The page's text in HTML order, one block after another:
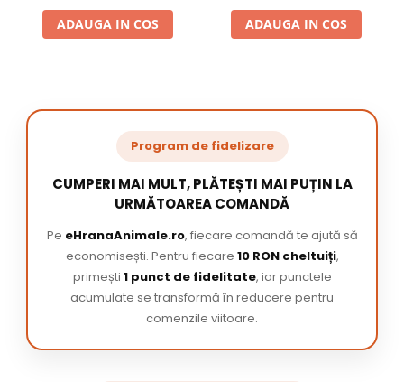
ADAUGA IN COS ADAUGA IN COS
Program de fidelizare
CUMPERI MAI MULT, PLĂTEȘTI MAI PUȚIN LA
URMĂTOAREA COMANDĂ
Pe eHranaAnimale.ro, fiecare comandă te ajută să
economisești. Pentru fiecare 10 RON cheltuiți,
primești 1 punct de fidelitate, iar punctele
acumulate se transformă în reducere pentru
comenzile viitoare.